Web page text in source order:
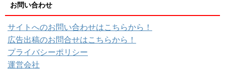
お問い合わせ
サイトへのお問い合わせはこちらから！
広告出稿のお問合せはこちらから！
プライバシーポリシー
運営会社